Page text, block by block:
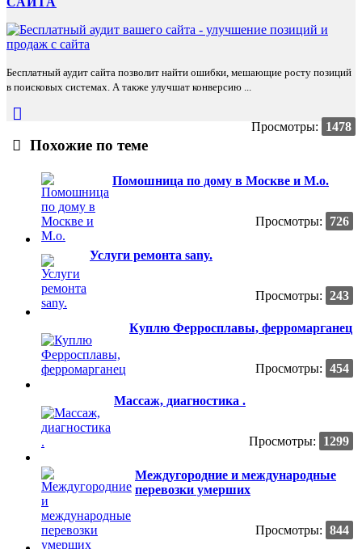
Бесплатный аудит сайта позволит найти ошибки, мешающие росту позиций
в поисковых системах. А также улучшат конверсию ...
Просмотры: 1478
Похожие по теме
Помошница по дому в Москве и М.о.
Просмотры: 726
Услуги ремонта sany.
Просмотры: 243
Куплю Ферросплавы, ферромарганец
Просмотры: 454
Массаж, диагностика .
Просмотры: 1299
Междугородние и международные
перевозки умерших
Просмотры: 844